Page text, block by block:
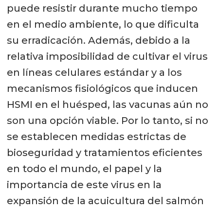
puede resistir durante mucho tiempo
en el medio ambiente, lo que dificulta
su erradicación. Además, debido a la
relativa imposibilidad de cultivar el virus
en líneas celulares estándar y a los
mecanismos fisiológicos que inducen
HSMI en el huésped, las vacunas aún no
son una opción viable. Por lo tanto, si no
se establecen medidas estrictas de
bioseguridad y tratamientos eficientes
en todo el mundo, el papel y la
importancia de este virus en la
expansión de la acuicultura del salmón